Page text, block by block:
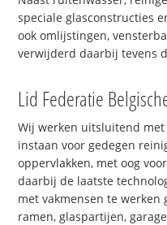
speciale glasconstructies
ook omlijstingen,
verwijderd daarbij tevens
Lid Federatie
Wij werken uitsluitend
instaan voor gedegen
oppervlakken, met oog
daarbij de laatste
met vakmensen te
ramen, glaspartijen,